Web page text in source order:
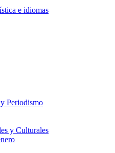
e idiomas
Periodismo
y Culturales